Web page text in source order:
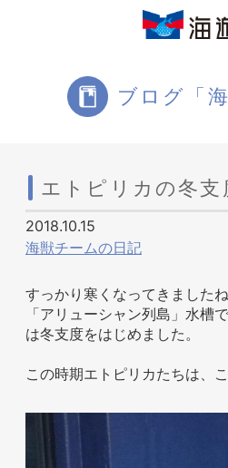
ブログ「
エトピリカの冬支
2018.10.15
海獣チームの日記
すっかり寒くなってきました
「アリューシャン列島」水槽
は冬支度をはじめました。
この時期エトピリカたちは、こ